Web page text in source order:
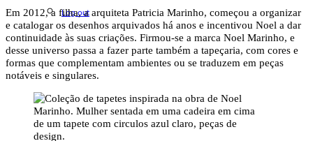
Log out
Em 2012, a filha, a arquiteta Patricia Marinho, começou a organizar
e catalogar os desenhos arquivados há anos e incentivou Noel a dar
continuidade às suas criações. Firmou-se a marca Noel Marinho, e
desse universo passa a fazer parte também a tapeçaria, com cores e
formas que complementam ambientes ou se traduzem em peças
notáveis e singulares.